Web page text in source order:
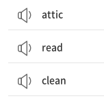
attic
read
clean